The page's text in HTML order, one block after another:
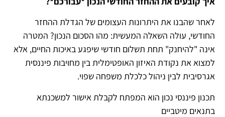
לאחר שהבנו את היתרונות העצומים של הגדלת ההחזר
החודשי, עולה השאלה המעשית: מהו הסכום הנכון? המטרה
אינה "להיחנק" תחת תשלום חודשי שיפגע באיכות החיים, אלא
למצוא את נקודת האיזון האופטימלית בין מחויבות פיננסית
אגרסיבית לבין ניהול כלכלת משפחה שפוי.
תכנון פיננסי נכון הוא המפתח לקבלת אישור למשכנתא
בתנאים מיטביים